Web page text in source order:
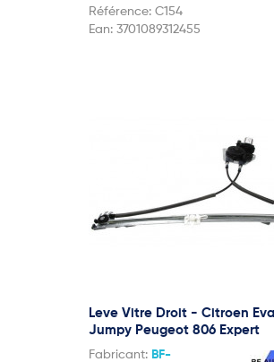
Référence: C154
Ean: 3701089312455
Leve Vitre Droit - Citroen
Jumpy Peugeot 806 Expert
Fabricant: BF-